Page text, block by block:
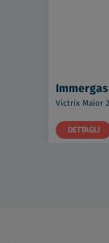
Immergas
DETTAGLI